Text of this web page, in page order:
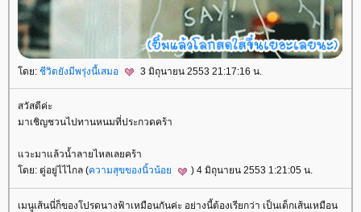
ดย: ชีวิตยังมีพรุ่งนี้เสมอ 3 มิถุนายน 2553 21:17:16 น.
สวัสดีค่ะ
มาเชิญชวนไปทานหนมที่ประกวดคร้า
วะมาแล้วน้ำลายไหลเลยคร้า
ดย: ตู่อยู่ไไไกล (ความสุขของนิ้วน้อ ) 4 มิถุนายน 2553 1:21:05 น.
เมนูเส้นนี่ก็ของโปรดนางฟ้าเหมือนกันค่ะ อย่างนี้ต้องเรียกว่า เป็นเด็กเส้นเหมือน